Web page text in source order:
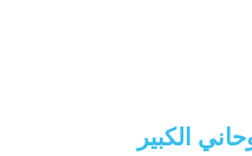
الكبير